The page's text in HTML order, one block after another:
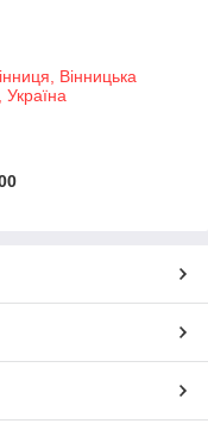
Вінницька
Україна